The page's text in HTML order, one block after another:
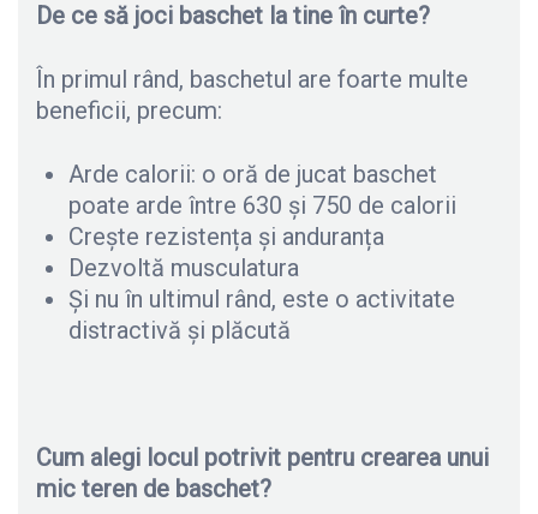
De ce să joci baschet la tine în curte?
În primul rând, baschetul are foarte multe
beneficii, precum:
Arde calorii: o oră de jucat baschet
poate arde între 630 și 750 de calorii
Crește rezistența și anduranța
Dezvoltă musculatura
Și nu în ultimul rând, este o activitate
distractivă și plăcută
Cum alegi locul potrivit pentru crearea unui
mic teren de baschet?